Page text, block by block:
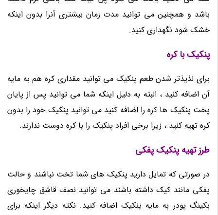
باشد و همچنین می توانید مدت زمان بیشتری آنرا بدون اینکه
خشک شود نگهداری کنید.
پنکیک با کره
برای لذیذتر شدن طعم پنکیک می توانید مقداری کره هم به مایه
آن اضافه کنید ، البته به دلیل اینکه شما می توانید پس از پایان
پخت پنکیک ها کره را اضافه کنید می توانید پنکیک خود را بدون
کره تهیه کنید ، زیرا برخی افراد پنکیک را با کره دوست ندارند.
طرز تهیه پنکیک پفکی
در صورتی که تمایل دارید پنکیک های شما تخت نباشند و حالت
پفکی مانند کیک داشته باشند می توانید نصف قاشق چایخوری
بکینگ پودر به مایه پنکیک اضافه کنید. نکته دیگر اینکه برای